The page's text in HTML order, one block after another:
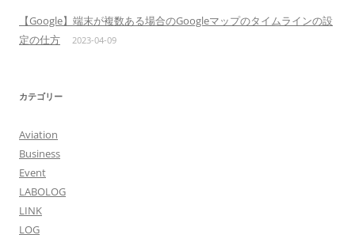
【Google】端末が複数ある場合のGoogleマップのタイムラインの設
定の仕方
2023-04-09
カテゴリー
Aviation
Business
Event
LABOLOG
LINK
LOG